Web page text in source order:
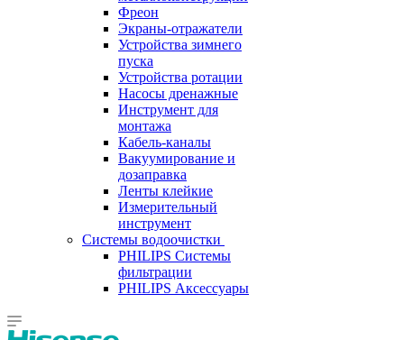
Фреон
Экраны-отражатели
Устройства зимнего
пуска
Устройства ротации
Насосы дренажные
Инструмент для
монтажа
Кабель-каналы
Вакуумирование и
дозаправка
Ленты клейкие
Измерительный
инструмент
Системы водоочистки
PHILIPS Системы
фильтрации
PHILIPS Аксессуары